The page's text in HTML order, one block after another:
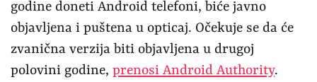
godine doneti Android telefoni, biće javno
objavljena i puštena u opticaj. Očekuje se da će
zvanična verzija biti objavljena u drugoj
polovini godine, prenosi Android Authority.